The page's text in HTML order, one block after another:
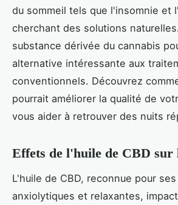
du sommeil tels que l'insomnie et
cherchant des solutions
substance dérivée du cannabis
alternative intéressante aux
conventionnels. Découvrez
pourrait améliorer la qualité de
vous aider à retrouver des nuits
Effets de l'huile de CBD sur
L'huile de CBD, reconnue pour
anxiolytiques et relaxantes,